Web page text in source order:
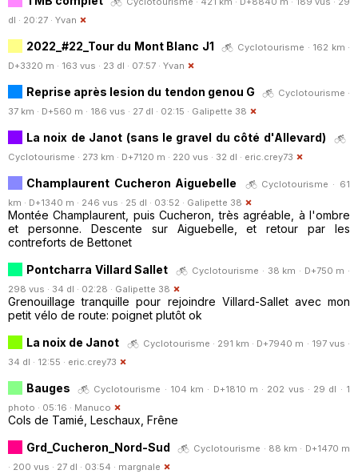
dl · 20:27 · Yvan
2022_#22_Tour du Mont Blanc J1
Cyclotourisme · 162 km ·
D+3320 m · 163 vus · 23 dl · 07:57 · Yvan
Reprise après lesion du tendon genou G
Cyclotourisme ·
37 km · D+560 m · 186 vus · 27 dl · 02:15 · Galipette 38
La noix de Janot (sans le gravel du côté d'Allevard)
Cyclotourisme · 273 km · D+7120 m · 220 vus · 32 dl · eric.crey73
Champlaurent Cucheron Aiguebelle
Cyclotourisme · 61
km · D+1340 m · 246 vus · 25 dl · 03:52 · Galipette 38
Montée Champlaurent, puis Cucheron, très agréable, à l'ombre
et personne. Descente sur Aiguebelle, et retour par les
contreforts de Bettonet
Pontcharra Villard Sallet
Cyclotourisme · 38 km · D+750 m ·
298 vus · 34 dl · 02:28 · Galipette 38
Grenouillage tranquille pour rejoindre Villard-Sallet avec mon
petit vélo de route: poignet plutôt ok
La noix de Janot
Cyclotourisme · 291 km · D+7940 m · 197 vus ·
34 dl · 12:55 · eric.crey73
Bauges
Cyclotourisme · 104 km · D+1810 m · 202 vus · 29 dl · 1
photo · 05:16 · Manuco
Cols de Tamié, Leschaux, Frêne
Grd_Cucheron_Nord-Sud
Cyclotourisme · 88 km · D+1470 m
· 200 vus · 27 dl · 03:54 · margnale